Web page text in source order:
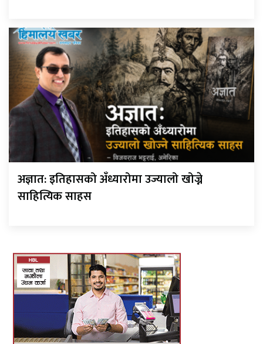
अज्ञात: इतिहासको अँध्यारोमा उज्यालो खोज्ने
साहित्यिक साहस